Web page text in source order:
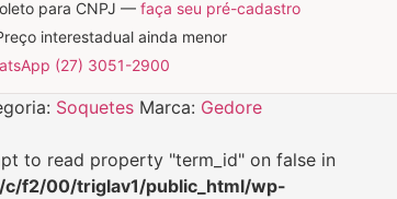
para CNPJ — faça seu pré-cadastro
interestadual ainda menor
(27) 3051-2900
Soquetes Marca: Gedore
to read property "term_id" on false in
f2/00/triglav1/public_html/wp-